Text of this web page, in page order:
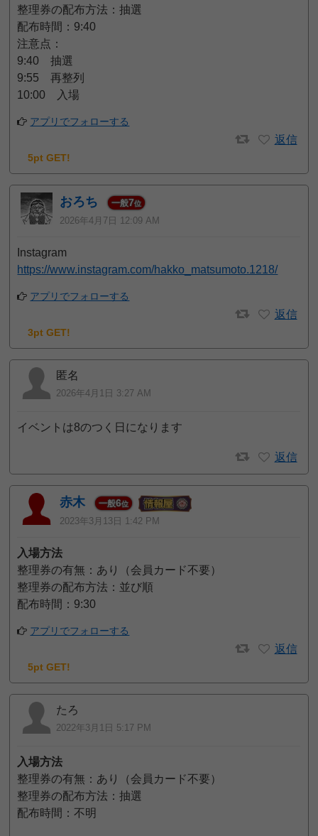
整理券の配布方法：抽選
配布時間：9:40
注意点：
9:40 抽選
9:55 再整列
10:00 入場
アプリでフォローする
返信
5pt GET!
おろち 一般7位
2026年4月7日 12:09 AM
Instagram
https://www.instagram.com/hakko_matsumoto.1218/
アプリでフォローする
返信
3pt GET!
匿名
2026年4月1日 3:27 AM
イベントは8のつく日になります
返信
赤木 一般6位
2023年3月13日 1:42 PM
入場方法
整理券の有無：あり（会員カード不要）
整理券の配布方法：並び順
配布時間：9:30
アプリでフォローする
返信
5pt GET!
たろ
2022年3月1日 5:17 PM
入場方法
整理券の有無：あり（会員カード不要）
整理券の配布方法：抽選
配布時間：不明